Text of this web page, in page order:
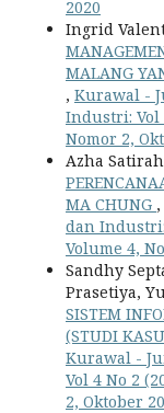
2020
Ingrid
MALANG
, Kurawal -
Industri: Vol
Nomor 2,
Azha
MA CHUNG ,
dan
Volume 4,
Sandhy
Prasetiya,
SISTEM
(STUDI
Kurawal -
Vol 4 No 2
2, Oktober